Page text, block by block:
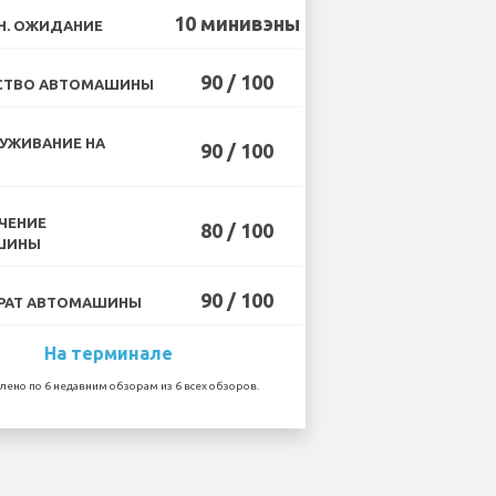
ОЖИДАНИЕ 10 минивэны
АВТОМАШИНЫ 90 / 100
НА
90 / 100
80 / 100
АВТОМАШИНЫ 90 / 100
На терминале
по 6 недавним обзорам из 6 всех обзоров.